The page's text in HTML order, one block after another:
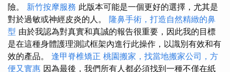
險。 新竹按摩服務 此版本可能是一個更好的選擇，尤其是
對於過敏或神經皮炎的人。 隆鼻手術，打造自然精緻的鼻
型 由於我認為對真實和真誠的報告很重要，因此我的目標
是在這種身體護理測試框架內進行此操作，以識別有效和有
效的產品。 逢甲脊椎矯正 桃園搬家，找當地搬家公司，方
便又實惠 因為最後，我們所有人都必須找到一種不僅在紙